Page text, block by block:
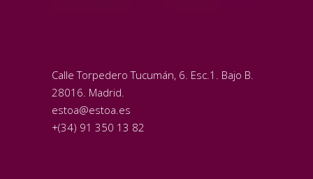
Calle Torpedero Tucumán, 6. Esc.1. Bajo B.
28016. Madrid.
estoa@estoa.es
+(34) 91 350 13 82